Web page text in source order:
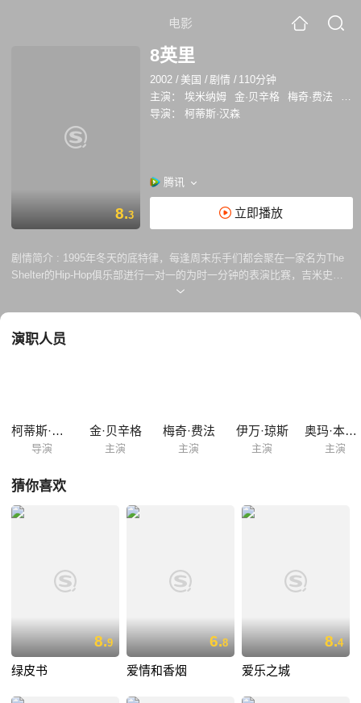
电影
8.3
8英里
2002 / 美国 /剧情 / 110分钟
主演：
埃米纳姆 金·贝辛格 梅奇·费法
布
导演：
柯蒂斯·汉森
腾讯
立即播放
剧情简介 : 1995年冬天的底特律，每逢周末乐手们都会聚在一家名为The
Shelter的Hip-Hop俱乐部进行一对一的为时一分钟的表演比赛，吉米史密
斯（艾米纳姆）是众多黑人乐手中另类的白，虽然他很有实力，却在每次
异父的妹妹一起生活在狭小局促的拖车里的难堪。而母亲的男友、黑人与
演职人员
柯蒂斯·汉森
导演
金·贝辛格
主演
梅奇·费法
主演
伊万·琼斯
主演
奥玛·本森·米勒
主演
猜你喜欢
8.9
绿皮书
6.8
爱情和香烟
8.4
爱乐之城